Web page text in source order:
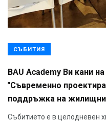
СЪБИТИЯ
BAU Academy Ви кани
"Съвременно
поддръжка на
Събитието е в целодневен